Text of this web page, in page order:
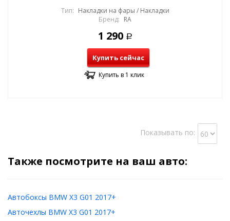
Тип: Накладки на фары / Накладки
Бренд: RA
1 290 Р
Купить сейчас
Купить в 1 клик
Показывать по:
Также посмотрите на ваш авто:
Автобоксы BMW X3 G01 2017+
Авточехлы BMW X3 G01 2017+